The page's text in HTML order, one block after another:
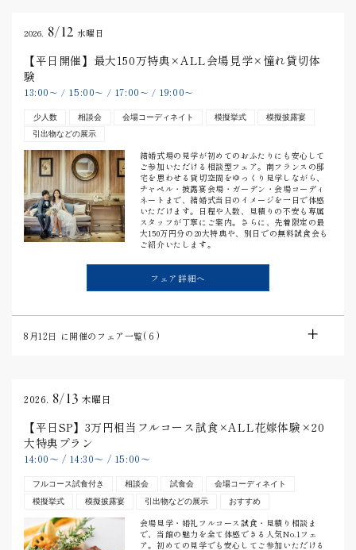
2026. 8/12 水曜日
【平日開催】最大150万特典×ALL会場見学×憧れ貸切体
験
13:00 〜/ 15:00〜 / 17:00 〜/ 19:00〜
少人数 相談会 会場コーディネイト 模擬挙式
模擬披露宴
引出物などの展示
結婚式場の見学が初めてのおふたりにも安心して
ご参加いただける相談型フェア。南フランスの邸
宅を思わせる貸切空間をゆっくり見学しながら、
チャペル・披露宴会場・ガーデン・会場コーディ
ネートまで、結婚式当日のイメージを一日で体感
いただけます。日程や人数、見積りの不安も専属
スタッフが丁寧にご案内。さらに、先着限定の最
大150万円分の20大特典や、別日での無料試食会も
ご紹介いたします。
フェア詳細へ
8月12日 に開催のフェア一覧(6 )
2026. 8/13 木曜日
【平日SP】3万円相当フルコース試食×ALL花嫁体験×20
大特典プラン
14:00〜 / 14:30〜 / 15:00〜
フルコース試食付き 相談会 試食会
会場コーディネイト
模擬挙式
模擬披露宴 引出物などの展示 おすすめ
会場見学・婚礼フルコース試食・見積り相談ま
で、当館の魅力を全て体感できる人気No.1フェ
ア。初めての見学でも安心してご参加いただける